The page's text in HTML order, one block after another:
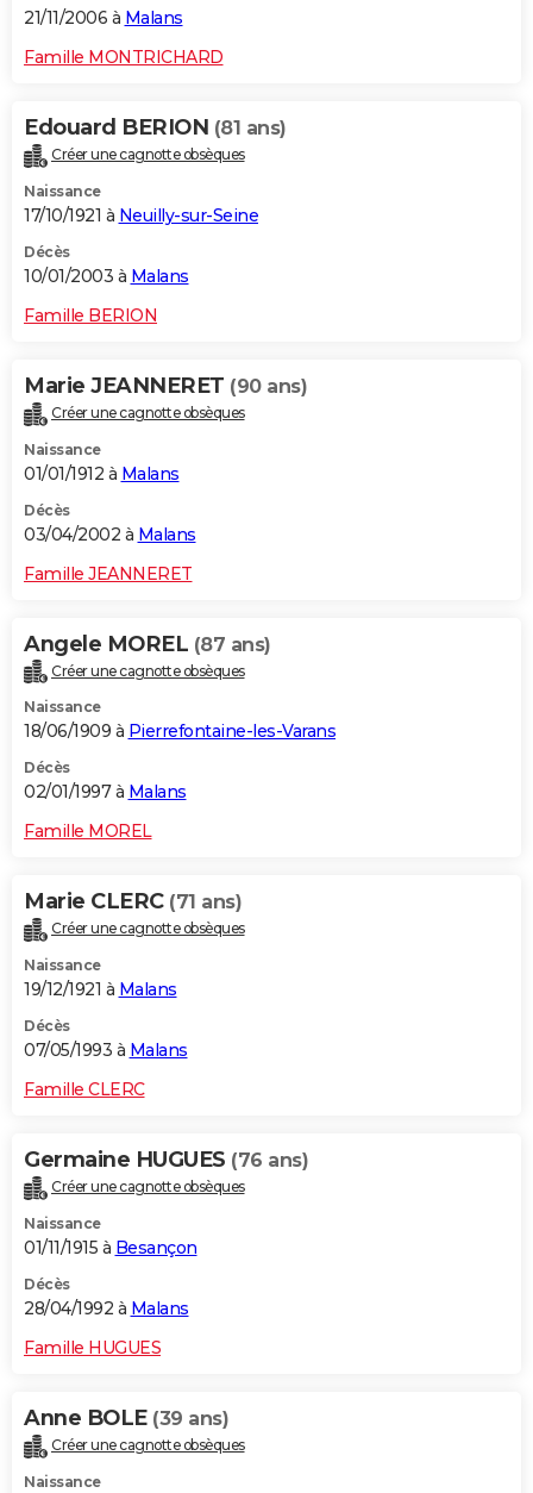
21/11/2006 à Malans
Famille MONTRICHARD
Edouard BERION (81 ans)
Créer une cagnotte obsèques
Naissance
17/10/1921 à Neuilly-sur-Seine
Décès
10/01/2003 à Malans
Famille BERION
Marie JEANNERET (90 ans)
Créer une cagnotte obsèques
Naissance
01/01/1912 à Malans
Décès
03/04/2002 à Malans
Famille JEANNERET
Angele MOREL (87 ans)
Créer une cagnotte obsèques
Naissance
18/06/1909 à Pierrefontaine-les-Varans
Décès
02/01/1997 à Malans
Famille MOREL
Marie CLERC (71 ans)
Créer une cagnotte obsèques
Naissance
19/12/1921 à Malans
Décès
07/05/1993 à Malans
Famille CLERC
Germaine HUGUES (76 ans)
Créer une cagnotte obsèques
Naissance
01/11/1915 à Besançon
Décès
28/04/1992 à Malans
Famille HUGUES
Anne BOLE (39 ans)
Créer une cagnotte obsèques
Naissance